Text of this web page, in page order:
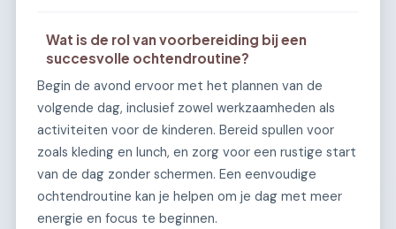
Wat is de rol van voorbereiding bij een
succesvolle ochtendroutine?
Begin de avond ervoor met het plannen van de
volgende dag, inclusief zowel werkzaamheden als
activiteiten voor de kinderen. Bereid spullen voor
zoals kleding en lunch, en zorg voor een rustige start
van de dag zonder schermen. Een eenvoudige
ochtendroutine kan je helpen om je dag met meer
energie en focus te beginnen.